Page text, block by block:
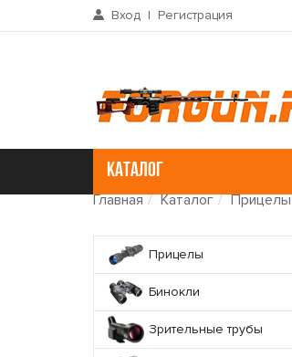
Вход | Регистрация
КАТАЛОГ
Главная Каталог Прицелы
Прицелы
Бинокли
Зрительные трубы